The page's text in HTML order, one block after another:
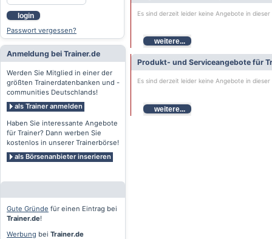
login
Passwort vergessen?
Anmeldung bei Trainer.de
Werden Sie Mitglied in einer der
größten Trainerdatenbanken und -
communities Deutschlands!
als Trainer anmelden
Haben Sie interessante Angebote
für Trainer? Dann werben Sie
kostenlos in unserer Trainerbörse!
als Börsenanbieter inserieren
Gute Gründe für einen Eintrag bei
Trainer.de!
Werbung bei Trainer.de
Es sind derzeit leider keine Angebote in
weitere...
Produkt- und Serviceangebote für
Es sind derzeit leider keine Angebote in
weitere...